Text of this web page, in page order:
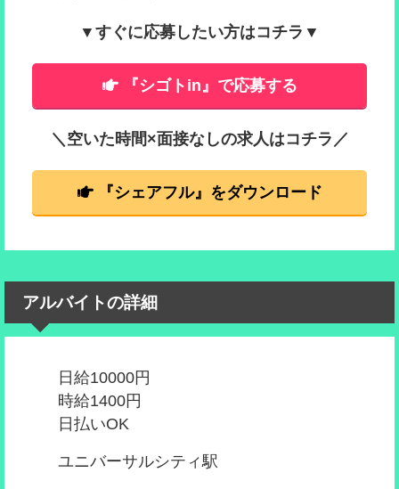
▼すぐに応募したい方はコチラ▼
『シゴトin』で応募する
＼空いた時間×面接なしの求人はコチラ／
『シェアフル』をダウンロード
アルバイトの詳細
日給10000円
時給1400円
日払いOK
ユニバーサルシティ駅